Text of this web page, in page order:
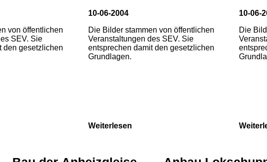
von öffentlichen
SEV. Sie
den gesetzlichen
10-06-2004
Die Bilder stammen von öffentlichen
Veranstaltungen des SEV. Sie
entsprechen damit den gesetzlichen
Grundlagen.
Weiterlesen
10-06-
Die